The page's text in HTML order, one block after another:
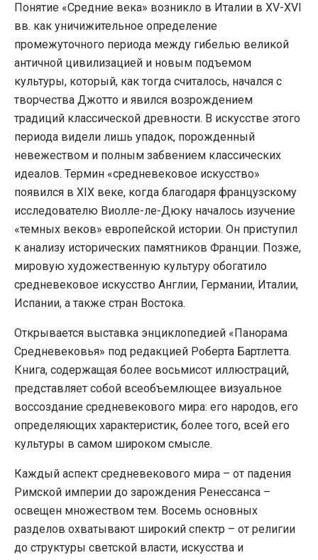
Понятие «Средние века» возникло в Италии в XV-XVI
вв. как уничижительное определение
промежуточного периода между гибелью великой
античной цивилизацией и новым подъемом
культуры, который, как тогда считалось, начался с
творчества Джотто и явился возрождением
традиций классической древности. В искусстве этого
периода видели лишь упадок, порожденный
невежеством и полным забвением классических
идеалов. Термин «средневековое искусство»
появился в XIX веке, когда благодаря французскому
исследователю Виолле-ле-Дюку началось изучение
«темных веков» европейской истории. Он приступил
к анализу исторических памятников Франции. Позже,
мировую художественную культуру обогатило
средневековое искусство Англии, Германии, Италии,
Испании, а также стран Востока.
Открывается выставка энциклопедией «Панорама
Средневековья» под редакцией Роберта Бартлетта.
Книга, содержащая более восьмисот иллюстраций,
представляет собой всеобъемлющее визуальное
воссоздание средневекового мира: его народов, его
определяющих характеристик, более того, всей его
культуры в самом широком смысле.
Каждый аспект средневекового мира – от падения
Римской империи до зарождения Ренессанса –
освещен множеством тем. Восемь основных
разделов охватывают широкий спектр – от религии
до структуры светской власти, искусства и